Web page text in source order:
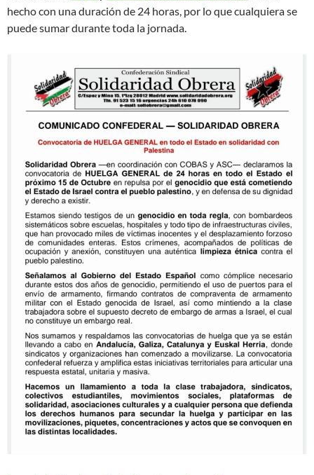
hecho con una duración de 24 horas, por lo que cualquiera se
puede sumar durante toda la jornada.